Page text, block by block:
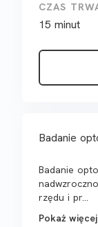
CZAS
15 minut
Badanie
Badanie
rzędu i pr...
Pokaż więcej